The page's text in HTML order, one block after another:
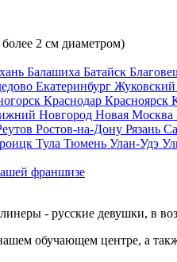
2 см диаметром)
Балашиха Батайск
Екатеринбург Жуковский
Краснодар Красноярск
Новгород Новая Москва
Ростов-на-Дону Рязань
Тула Тюмень Улан-Удэ
франшизе
- русские девушки, в
обучающем центре, а